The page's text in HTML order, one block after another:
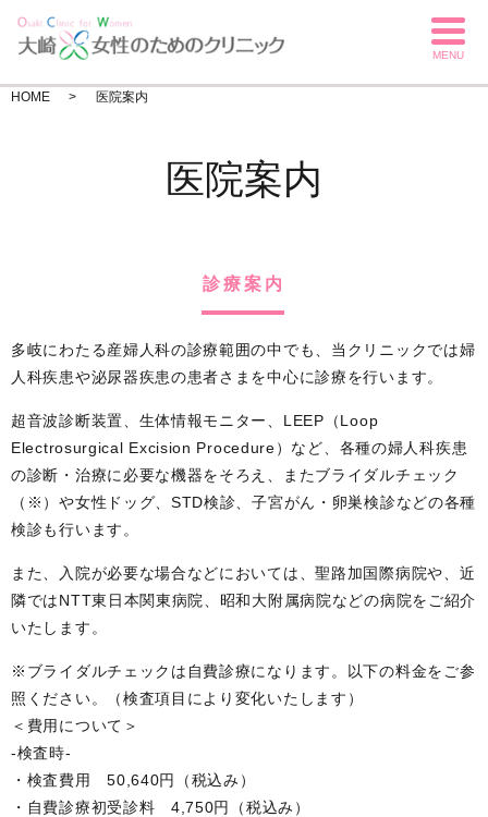
MENU
HOME 医院案内
医院案内
診療案内
多岐にわたる産婦人科の診療範囲の中でも、当クリニックでは婦
人科疾患や泌尿器疾患の患者さまを中心に診療を行います。
超音波診断装置、生体情報モニター、LEEP（Loop
Electrosurgical Excision Procedure）など、各種の婦人科疾患
の診断・治療に必要な機器をそろえ、またブライダルチェック
（※）や女性ドッグ、STD検診、子宮がん・卵巣検診などの各種
検診も行います。
また、入院が必要な場合などにおいては、聖路加国際病院や、近
隣ではNTT東日本関東病院、昭和大附属病院などの病院をご紹介
いたします。
※ブライダルチェックは自費診療になります。以下の料金をご参
照ください。（検査項目により変化いたします）
＜費用について＞
-検査時-
・検査費用 50,640円（税込み）
・自費診療初受診料 4,750円（税込み）